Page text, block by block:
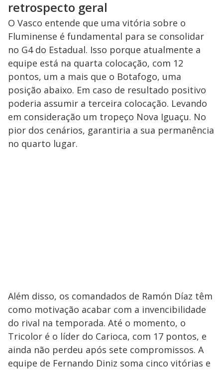
retrospecto geral
O Vasco entende que uma vitória sobre o
Fluminense é fundamental para se consolidar
no G4 do Estadual. Isso porque atualmente a
equipe está na quarta colocação, com 12
pontos, um a mais que o Botafogo, uma
posição abaixo. Em caso de resultado positivo
poderia assumir a terceira colocação. Levando
em consideração um tropeço Nova Iguaçu. No
pior dos cenários, garantiria a sua permanência
no quarto lugar.
Além disso, os comandados de Ramón Díaz têm
como motivação acabar com a invencibilidade
do rival na temporada. Até o momento, o
Tricolor é o líder do Carioca, com 17 pontos, e
ainda não perdeu após sete compromissos. A
equipe de Fernando Diniz soma cinco vitórias e